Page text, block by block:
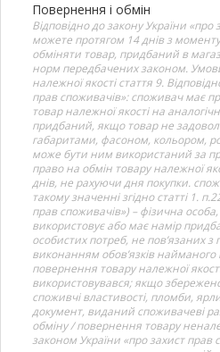
Повернення і обмін
Відповідно до закону України
можете протягом 14 днів з
обміняти товар, придбаний в
норм передбачених законом.
належної якості стаття 9.
прав споживачів»: споживач має
товар належної якості на
придбаний, якщо товар не
габаритами, фасоном, кольором,
може бути ним використаний за
право на обмін товару належної
днів, не рахуючи дня покупки.
такому значенні згідно статті 1.
прав споживачів») – фізична
використовує або має намір
особистих потреб, не пов’язаних
виконанням обов’язків найманого
повернення товару належної
використовувався; якщо
споживчі властивості, пломби,
документ, виданий споживачеві
обміну / повернення товару
законом України «про захист прав